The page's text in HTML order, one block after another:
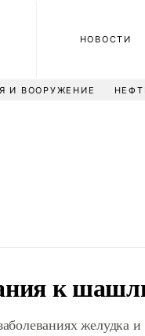
НОВОСТИ
И ВООРУЖЕНИЕ
к
желудка